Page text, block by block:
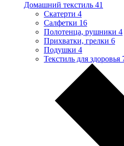
Домашний текстиль 41
Скатерти 4
Салфетки 16
Полотенца, рушники 4
Прихватки, грелки 6
Подушки 4
Текстиль для здоровья